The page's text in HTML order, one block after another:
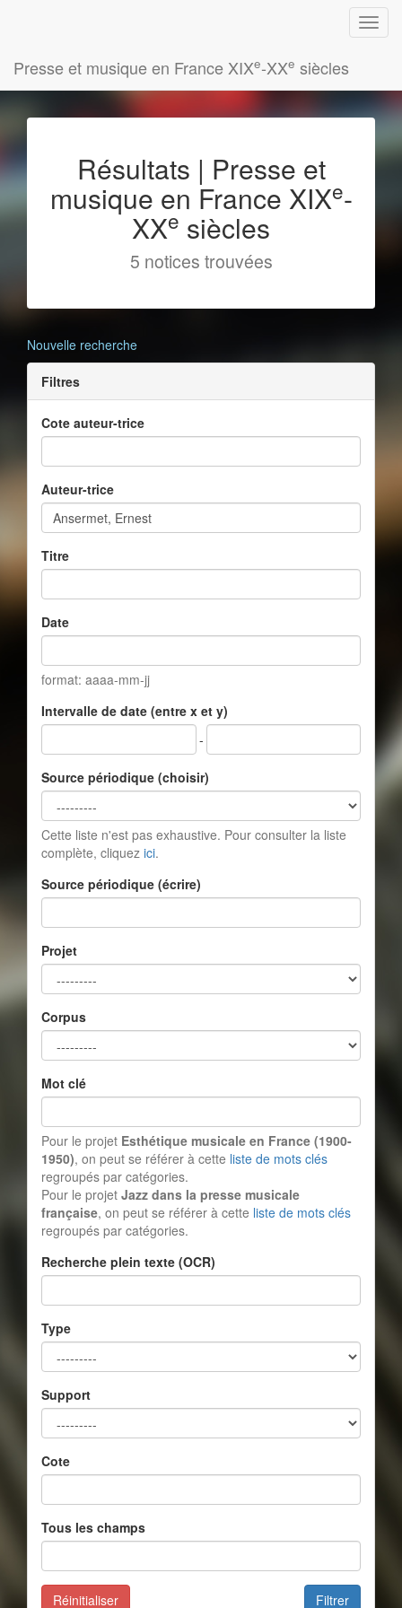
Presse et musique en France XIXe-XXe siècles
Résultats | Presse et
musique en France XIXe-
XXe siècles
5 notices trouvées
Nouvelle recherche
Filtres
Cote auteur-trice
Auteur-trice
Titre
Date
format: aaaa-mm-jj
Intervalle de date (entre x et y)
-
Source périodique (choisir)
Cette liste n'est pas exhaustive. Pour consulter la liste
complète, cliquez ici.
Source périodique (écrire)
Projet
Corpus
Mot clé
Pour le projet Esthétique musicale en France (1900-
1950), on peut se référer à cette liste de mots clés
regroupés par catégories.
Pour le projet Jazz dans la presse musicale
française, on peut se référer à cette liste de mots clés
regroupés par catégories.
Recherche plein texte (OCR)
Type
Support
Cote
Tous les champs
Filtrer
Réinitialiser